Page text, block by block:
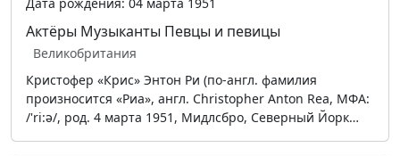
Актёры Музыканты Певцы и певицы
Великобритания
Кристофер «Крис» Энтон Ри (по-англ. фамилия
произносится «Риа», англ. Christopher Anton Rea, МФА:
/'ri:ə/, род. 4 марта 1951, Мидлсбро, Северный Йорк…